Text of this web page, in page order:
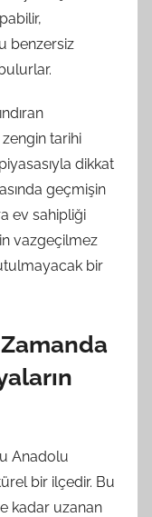
benzersiz
tarihi
dikkat
geçmişin
ev sahipliği
vazgeçilmez
bir
Zamanda
Anadolu
bir ilçedir. Bu
kadar uzanan